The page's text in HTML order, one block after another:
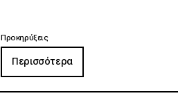
Προκηρύξεις
Περισσότερα